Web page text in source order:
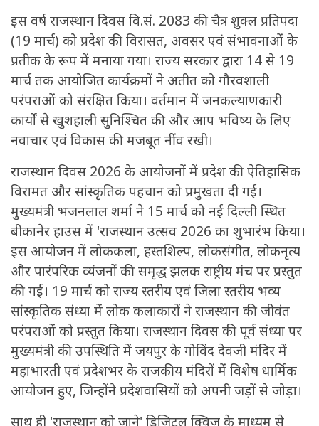
इस वर्ष राजस्थान दिवस वि.सं. 2083 की चैत्र शुक्ल प्रतिपदा
(19 मार्च) को प्रदेश की विरासत, अवसर एवं संभावनाओं के
प्रतीक के रूप में मनाया गया। राज्य सरकार द्वारा 14 से 19
मार्च तक आयोजित कार्यक्रमों ने अतीत को गौरवशाली
परंपराओं को संरक्षित किया। वर्तमान में जनकल्याणकारी
कार्यों से खुशहाली सुनिश्चित की और आप भविष्य के लिए
नवाचार एवं विकास की मजबूत नींव रखी।
राजस्थान दिवस 2026 के आयोजनों में प्रदेश की ऐतिहासिक
विरामत और सांस्कृतिक पहचान को प्रमुखता दी गई।
मुख्यमंत्री भजनलाल शर्मा ने 15 मार्च को नई दिल्ली स्थित
बीकानेर हाउस में 'राजस्थान उत्सव 2026 का शुभारंभ किया।
इस आयोजन में लोककला, हस्तशिल्प, लोकसंगीत, लोकनृत्य
और पारंपरिक व्यंजनों की समृद्ध झलक राष्ट्रीय मंच पर प्रस्तुत
की गई। 19 मार्च को राज्य स्तरीय एवं जिला स्तरीय भव्य
सांस्कृतिक संध्या में लोक कलाकारों ने राजस्थान की जीवंत
परंपराओं को प्रस्तुत किया। राजस्थान दिवस की पूर्व संध्या पर
मुख्यमंत्री की उपस्थिति में जयपुर के गोविंद देवजी मंदिर में
महाभारती एवं प्रदेशभर के राजकीय मंदिरों में विशेष धार्मिक
आयोजन हुए, जिन्होंने प्रदेशवासियों को अपनी जड़ों से जोड़ा।
साथ ही 'राजस्थान को जाने' डिजिटल क्विज के माध्यम से